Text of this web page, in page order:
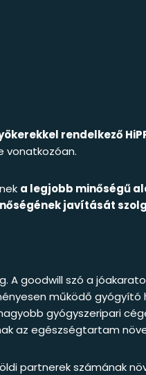
rendelkező
vonatkozóan.
a legjobb minőségű
javítását
A goodwill szó a
működő
gyógyszeripari
az egészségtartam
partnerek számának